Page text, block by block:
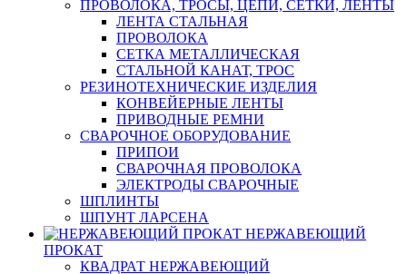
ПРОВОЛОКА, ТРОСЫ, ЦЕПИ, СЕТКИ, ЛЕНТЫ
ЛЕНТА СТАЛЬНАЯ
ПРОВОЛОКА
СЕТКА МЕТАЛЛИЧЕСКАЯ
СТАЛЬНОЙ КАНАТ, ТРОС
РЕЗИНОТЕХНИЧЕСКИЕ ИЗДЕЛИЯ
КОНВЕЙЕРНЫЕ ЛЕНТЫ
ПРИВОДНЫЕ РЕМНИ
СВАРОЧНОЕ ОБОРУДОВАНИЕ
ПРИПОИ
СВАРОЧНАЯ ПРОВОЛОКА
ЭЛЕКТРОДЫ СВАРОЧНЫЕ
ШПЛИНТЫ
ШПУНТ ЛАРСЕНА
НЕРЖАВЕЮЩИЙ
ПРОКАТ
КВАДРАТ НЕРЖАВЕЮЩИЙ